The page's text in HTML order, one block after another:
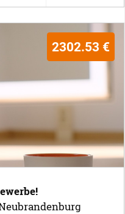
2302.53 €